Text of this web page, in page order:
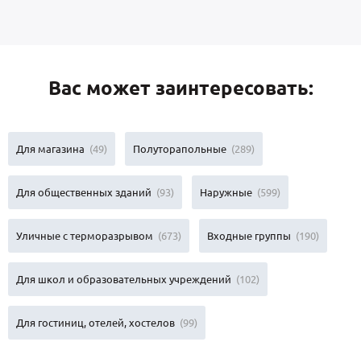
Вас может заинтересовать:
Для магазина (49) Полуторапольные (289)
Для общественных зданий (93) Наружные (599)
Уличные с терморазрывом (673) Входные группы (190)
Для школ и образовательных учреждений (102)
Для гостиниц, отелей, хостелов (99)